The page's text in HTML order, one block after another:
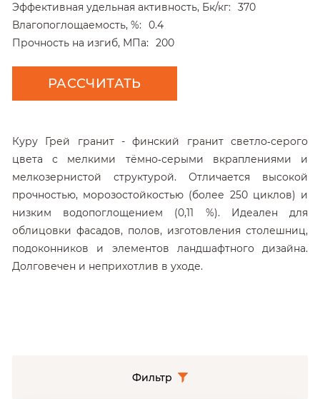
Эффективная удельная активность, Бк/кг:
370
Влагопоглощаемость, %:
0.4
Прочность на изгиб, МПа:
200
РАССЧИТАТЬ
Куру Грей гранит - финский гранит светло‑серого
цвета с мелкими тёмно‑серыми вкраплениями и
мелкозернистой структурой. Отличается высокой
прочностью, морозостойкостью (более 250 циклов) и
низким водопоглощением (0,11 %). Идеален для
облицовки фасадов, полов, изготовления столешниц,
подоконников и элементов ландшафтного дизайна.
Долговечен и неприхотлив в уходе.
Фильтр